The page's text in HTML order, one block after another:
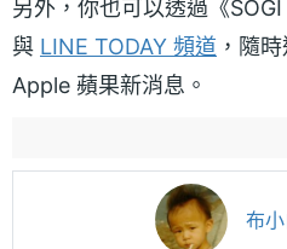
另外，你也可以透過《
與 LINE TODAY 頻道 ，隨
Apple 蘋果新消息。
布